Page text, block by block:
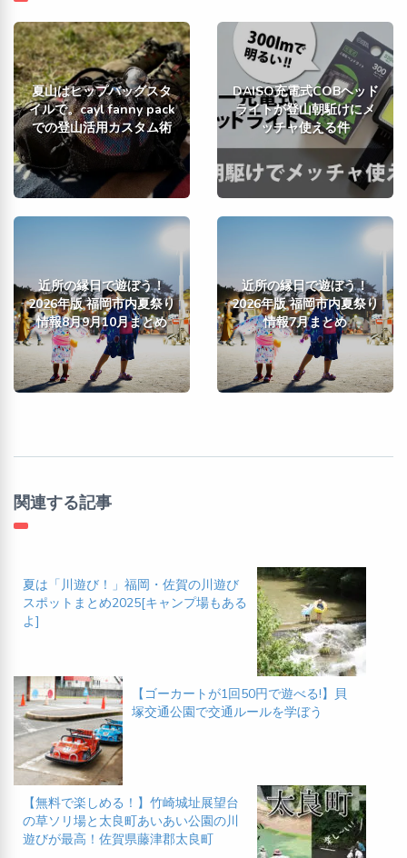
夏山はヒップバッグスタ
イルで。cayl fanny pack
での登山活用カスタム術
DAISO充電式COBヘッド
ライトが登山朝駈けにメ
ッチャ使える件
近所の縁日で遊ぼう！
2026年版 福岡市内夏祭り
情報8月9月10月まとめ
近所の縁日で遊ぼう！
2026年版 福岡市内夏祭り
情報7月まとめ
関連する記事
夏は「川遊び！」福岡・佐賀の川遊び
スポットまとめ2025[キャンプ場もある
よ]
【ゴーカートが1回50円で遊べる!】貝
塚交通公園で交通ルールを学ぼう
【無料で楽しめる！】竹崎城址展望台
の草ソリ場と太良町あいあい公園の川
遊びが最高！佐賀県藤津郡太良町